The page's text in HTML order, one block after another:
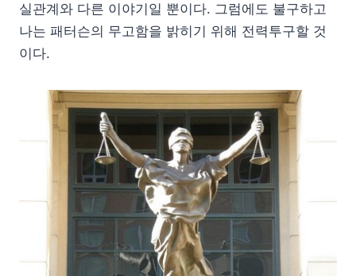
실관계와 다른 이야기일 뿐이다. 그럼에도 불구하고
나는 패터슨의 무고함을 밝히기 위해 전력투구할 것
이다.